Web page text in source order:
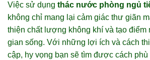
Việc sử dụng thác nước phòng ngủ
không chỉ mang lại cảm giác thư giãn
thiện chất lượng không khí và tạo điểm
gian sống. Với những lợi ích và cách
cập, hy vọng bạn sẽ tìm được cách